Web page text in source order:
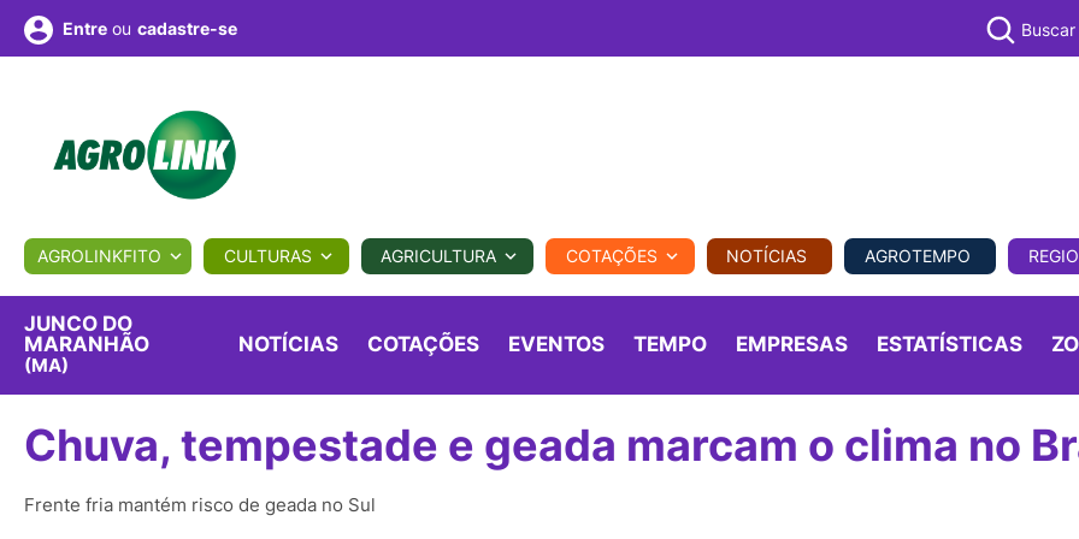
BIOLÓGICOS COTAÇÕES NOTÍCIAS AGROTEMPO REGIONAL COMERCIAL AGROVIAGENS
Fotos
Vídeos
Entre ou cadastre-se Buscar
AGROLINKFITO CULTURAS AGRICULTURA COTAÇÕES NOTÍCIAS AGROTEMPO
JUNCO DO
MARANHÃO
(MA)
NOTÍCIAS COTAÇÕES EVENTOS TEMPO EMPRESAS ESTATÍSTICAS
Chuva, tempestade e geada marcam o clima no
Frente fria mantém risco de geada no Sul